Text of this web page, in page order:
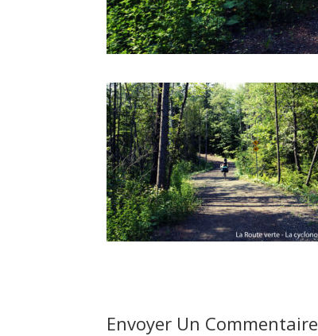
Envoyer Un Commentaire